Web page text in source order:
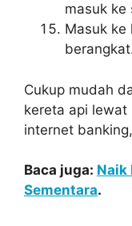
masuk ke
Masuk ke
Cukup mudah
kereta api lewat
internet
Baca juga: Naik
Sementara.